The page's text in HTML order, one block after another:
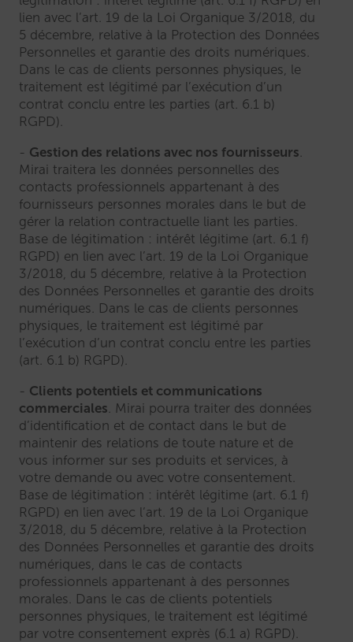
lien avec l’art. 19 de la Loi Organique 3/2018, du
5 décembre, relative à la Protection des Données
Personnelles et garantie des droits numériques.
Dans le cas de clients personnes physiques, le
traitement est légitimé par l’exécution d’un
contrat conclu entre les parties (art. 6.1 b)
RGPD).
Gestion des relations avec nos fournisseurs
Mirai traitera les données personnelles des
contacts professionnels appartenant à des
fournisseurs personnes morales dans le but de
gérer la relation contractuelle liant les parties.
Base de légitimation : intérêt légitime (art. 6.1 f)
RGPD) en lien avec l’art. 19 de la Loi Organique
3/2018, du 5 décembre, relative à la Protection
des Données Personnelles et garantie des droits
numériques. Dans le cas de clients personnes
physiques, le traitement est légitimé par
l’exécution d’un contrat conclu entre les parties
(art. 6.1 b) RGPD).
Clients potentiels et communications
commerciales . Mirai pourra traiter des données
d’identification et de contact dans le but de
maintenir des relations de toute nature et de
vous informer sur ses produits et services, à
votre demande ou avec votre consentement.
Base de légitimation : intérêt légitime (art. 6.1 f)
RGPD) en lien avec l’art. 19 de la Loi Organique
3/2018, du 5 décembre, relative à la Protection
des Données Personnelles et garantie des droits
numériques, dans le cas de contacts
professionnels appartenant à des personnes
morales. Dans le cas de clients potentiels
personnes physiques, le traitement est légitimé
par votre consentement exprès (6.1 a) RGPD).